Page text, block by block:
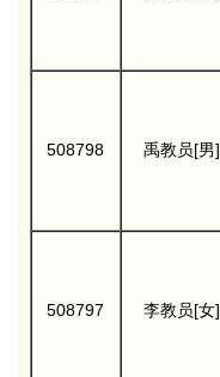
508798 禹教员[男]
508797 李教员[女]